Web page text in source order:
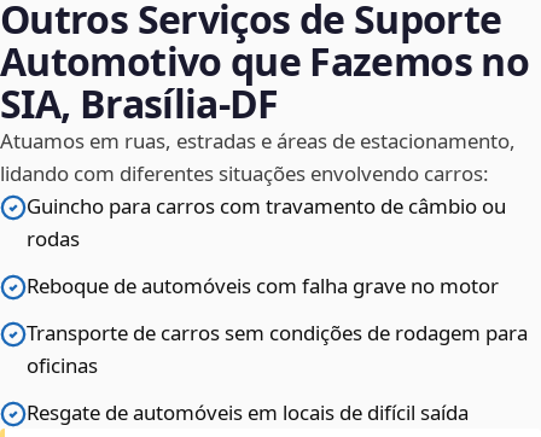
Outros Serviços de Suporte
Automotivo que Fazemos no
SIA, Brasília‑DF
Atuamos em ruas, estradas e áreas de estacionamento,
lidando com diferentes situações envolvendo carros:
Guincho para carros com travamento de câmbio ou
rodas
Reboque de automóveis com falha grave no motor
Transporte de carros sem condições de rodagem para
oficinas
Resgate de automóveis em locais de difícil saída